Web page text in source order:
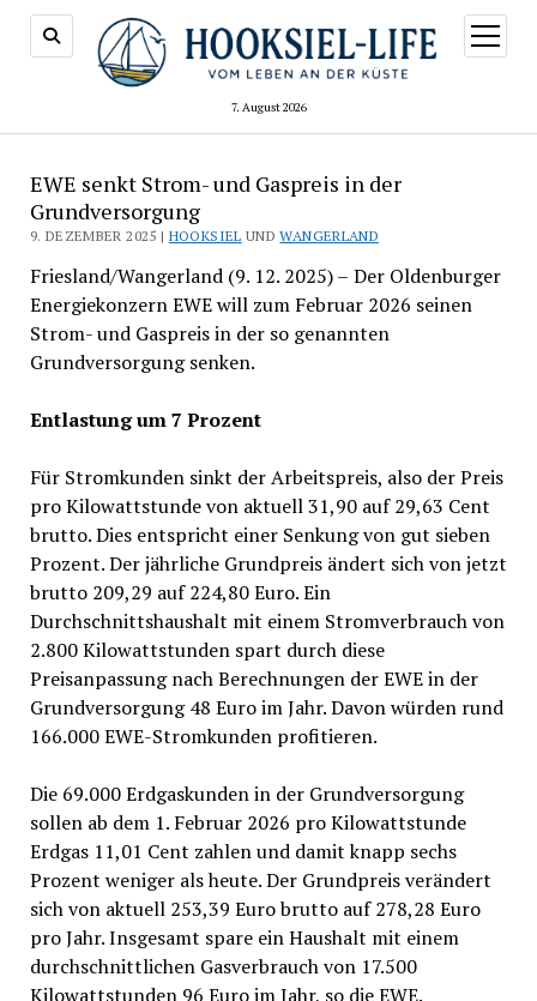
7. August 2026
Menü
öffnen
EWE senkt Strom- und Gaspreis in der
Grundversorgung
9. DEZEMBER 2025 | HOOKSIEL UNDWANGERLAND
Friesland/Wangerland (9. 12. 2025) – Der Oldenburger
Energiekonzern EWE will zum Februar 2026 seinen
Strom- und Gaspreis in der so genannten
Grundversorgung senken.
Entlastung um 7 Prozent
Für Stromkunden sinkt der Arbeitspreis, also der Preis
pro Kilowattstunde von aktuell 31,90 auf 29,63 Cent
brutto. Dies entspricht einer Senkung von gut sieben
Prozent. Der jährliche Grundpreis ändert sich von jetzt
brutto 209,29 auf 224,80 Euro. Ein
Durchschnittshaushalt mit einem Stromverbrauch von
2.800 Kilowattstunden spart durch diese
Preisanpassung nach Berechnungen der EWE in der
Grundversorgung 48 Euro im Jahr. Davon würden rund
166.000 EWE-Stromkunden profitieren.
Die 69.000 Erdgaskunden in der Grundversorgung
sollen ab dem 1. Februar 2026 pro Kilowattstunde
Erdgas 11,01 Cent zahlen und damit knapp sechs
Prozent weniger als heute. Der Grundpreis verändert
sich von aktuell 253,39 Euro brutto auf 278,28 Euro
pro Jahr. Insgesamt spare ein Haushalt mit einem
durchschnittlichen Gasverbrauch von 17.500
Kilowattstunden 96 Euro im Jahr, so die EWE.